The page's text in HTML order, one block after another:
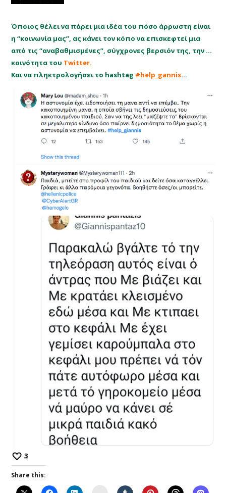
Όποιος θέλει να πάρει μια ιδέα του πόσο άρρωστη είναι
η “κοινωνία μας”, ας κάνει τον κόπο να επισκεφτεί μια
από τις “αναβαθμισμένες”, σύγχρονες βερσιόν της, την …
κοινότητα του Twitter.
Και να πληκτρολογήσει το hashtag #help_gannis…
3
Share this: